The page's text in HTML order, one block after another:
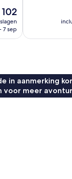
7 sep
in aanmerking
voor meer